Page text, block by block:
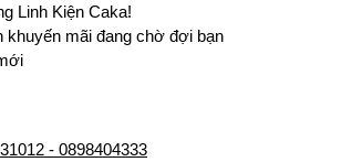
Linh Kiện Caka!
mãi đang chờ đợi bạn
- 0898404333